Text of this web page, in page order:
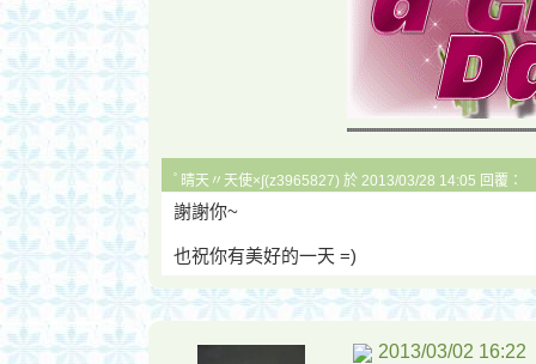
ﾟ晴天〃天使×∫(z3965827) 於 2013/03/28 14:05 回覆：
謝謝你~
也祝你有美好的一天 =)
2013/03/02 16:22